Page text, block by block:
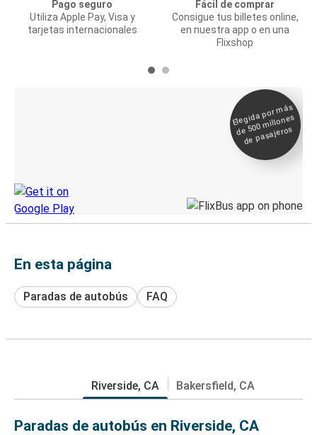
Pago seguro
Utiliza Apple Pay, Visa y
tarjetas internacionales
Fácil de comprar
Consigue tus billetes online,
en nuestra app o en una
Flixshop
Elegida por
más
de 500
millones
de pasajeros
En esta página
Paradas de autobús FAQ
Riverside, CA Bakersfield, CA
Paradas de autobús en Riverside, CA